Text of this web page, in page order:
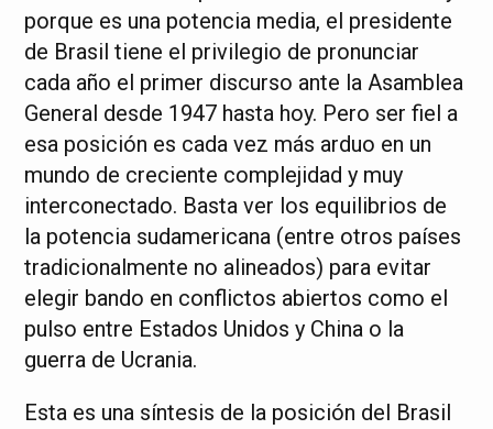
porque es una potencia media, el presidente
de Brasil tiene el privilegio de pronunciar
cada año el primer discurso ante la Asamblea
General desde 1947 hasta hoy. Pero ser fiel a
esa posición es cada vez más arduo en un
mundo de creciente complejidad y muy
interconectado. Basta ver los equilibrios de
la potencia sudamericana (entre otros países
tradicionalmente no alineados) para evitar
elegir bando en conflictos abiertos como el
pulso entre Estados Unidos y China o la
guerra de Ucrania.
Esta es una síntesis de la posición del Brasil